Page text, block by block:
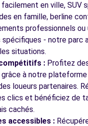
Voir toutes les
en ville, SUV
en famille, berline
professionnels ou
spécifiques - notre parc
situations.
: Profitez
grâce à notre
loueurs partenaires.
clics et bénéficiez de
cachés.
accessibles :